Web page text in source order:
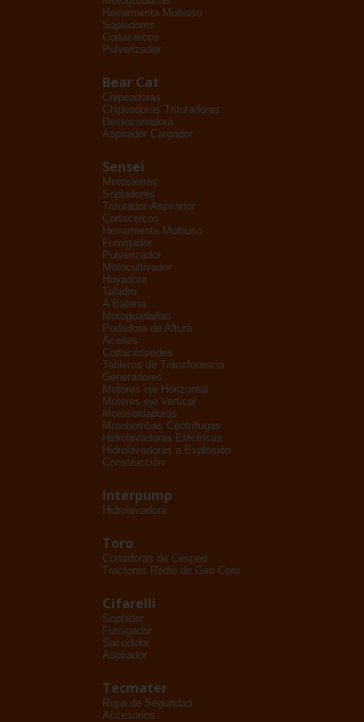
Herramienta Multiuso
Sopladores
Cortacercos
Pulverizador
Bear Cat
Chipeadoras
Chipeadoras Trituradoras
Destoconadora
Aspirador Cargador
Sensei
Motosierras
Sopladores
Triturador-Aspirador
Cortacercos
Herramienta Multiuso
Fumigador
Pulverizador
Motocultivador
Hoyadora
Taladro
A Batería
Motoguadañas
Podadora de Altura
Aceites
Cortacéspedes
Tableros de Transferencia
Generadores
Motores eje Horizontal
Motores eje Vertical
Motosoldadoras
Motobombas Centrífugas
Hidrolavadoras Eléctricas
Hidrolavadoras a Explosión
Construcción
Interpump
Hidrolavadora
Toro
Cortadoras de Césped
Tractores Radio de Giro Cero
Cifarelli
Soplador
Fumigador
Sacudidor
Aspirador
Tecmater
Ropa de Seguridad
Accesorios